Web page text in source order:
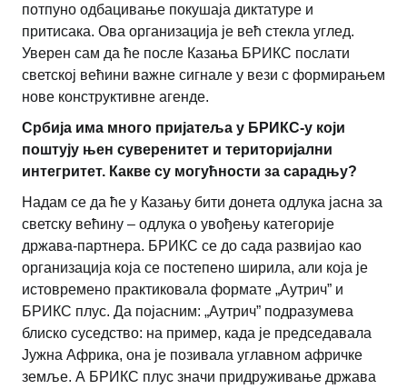
потпуно одбацивање покушаја диктатуре и
притисака. Ова организација је већ стекла углед.
Уверен сам да ће после Казања БРИКС послати
светској већини важне сигнале у вези с формирањем
нове конструктивне агенде.
Србија има много пријатеља у БРИКС-у који
поштују њен суверенитет и територијални
интегритет. Какве су могућности за сарадњу?
Надам се да ће у Казању бити донета одлука јасна за
светску већину – одлука о увођењу категорије
држава-партнера. БРИКС се до сада развијао као
организација која се постепено ширила, али која је
истовремено практиковала формате „Аутрич” и
БРИКС плус. Да појасним: „Аутрич” подразумева
блиско суседство: на пример, када је председавала
Јужна Африка, она је позивала углавном афричке
земље. А БРИКС плус значи придруживање држава